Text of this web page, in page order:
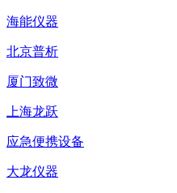
海能仪器
北京普析
厦门致微
上海龙跃
应急便携设备
大龙仪器